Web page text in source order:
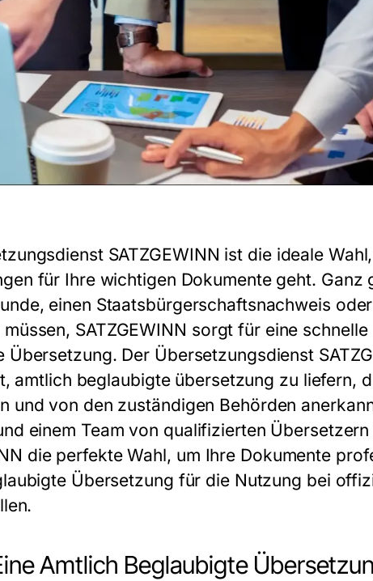
SATZGEWINN ist die ideale
für Ihre wichtigen Dokumente geht. Ganz
einen Staatsbürgerschaftsnachweis
SATZGEWINN sorgt für eine
Übersetzung. Der Übersetzungsdienst
amtlich beglaubigte übersetzung zu liefern,
und von den zuständigen Behörden
einem Team von qualifizierten
die perfekte Wahl, um Ihre Dokumente
Übersetzung für die Nutzung bei
Amtlich Beglaubigte